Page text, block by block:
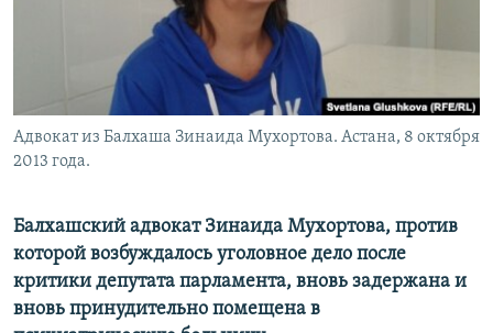
Адвокат из Балхаша Зинаида Мухортова. Астана, 8 октября
2013 года.
Балхашский адвокат Зинаида Мухортова, против
которой возбуждалось уголовное дело после
критики депутата парламента, вновь задержана и
вновь принудительно помещена в